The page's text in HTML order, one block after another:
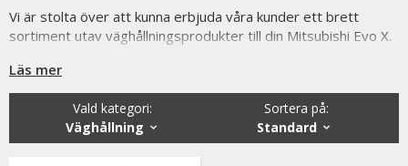
Vi är stolta över att kunna erbjuda våra kunder ett brett
sortiment utav väghållningsprodukter till din Mitsubishi Evo X.
Så som coilovers, sportchassi, sänkningssatser
Från kända tillverkare så som XYZ, MTS-Technk, Ta-Technik
Läs mer
Sortera på:
Standard
Vald kategori:
Väghållning